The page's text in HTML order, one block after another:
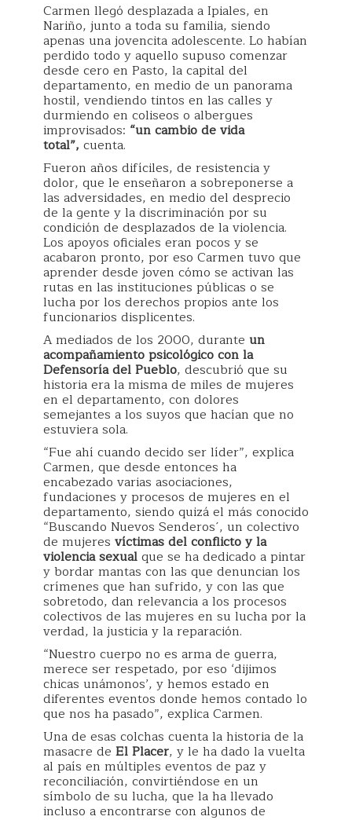
Carmen llegó desplazada a Ipiales, en
Nariño, junto a toda su familia, siendo
apenas una jovencita adolescente. Lo habían
perdido todo y aquello supuso comenzar
desde cero en Pasto, la capital del
departamento, en medio de un panorama
hostil, vendiendo tintos en las calles y
durmiendo en coliseos o albergues
improvisados: “un cambio de vida
total”, cuenta.
Fueron años difíciles, de resistencia y
dolor, que le enseñaron a sobreponerse a
las adversidades, en medio del desprecio
de la gente y la discriminación por su
condición de desplazados de la violencia.
Los apoyos oficiales eran pocos y se
acabaron pronto, por eso Carmen tuvo que
aprender desde joven cómo se activan las
rutas en las instituciones públicas o se
lucha por los derechos propios ante los
funcionarios displicentes.
A mediados de los 2000, durante un
acompañamiento psicológico con la
Defensoría del Pueblo, descubrió que su
historia era la misma de miles de mujeres
en el departamento, con dolores
semejantes a los suyos que hacían que no
estuviera sola.
“Fue ahí cuando decido ser líder”, explica
Carmen, que desde entonces ha
encabezado varias asociaciones,
fundaciones y procesos de mujeres en el
departamento, siendo quizá el más conocido
“Buscando Nuevos Senderos´, un colectivo
de mujeres víctimas del conflicto y la
violencia sexualque se ha dedicado a pintar
y bordar mantas con las que denuncian los
crímenes que han sufrido, y con las que
sobretodo, dan relevancia a los procesos
colectivos de las mujeres en su lucha por la
verdad, la justicia y la reparación.
“Nuestro cuerpo no es arma de guerra,
merece ser respetado, por eso ‘dijimos
chicas unámonos’, y hemos estado en
diferentes eventos donde hemos contado lo
que nos ha pasado”, explica Carmen.
Una de esas colchas cuenta la historia de la
masacre de El Placer, y le ha dado la vuelta
al país en múltiples eventos de paz y
reconciliación, convirtiéndose en un
símbolo de su lucha, que la ha llevado
incluso a encontrarse con algunos de